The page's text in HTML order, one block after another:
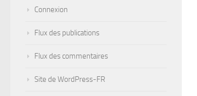
Connexion
Flux des publications
Flux des commentaires
Site de WordPress-FR